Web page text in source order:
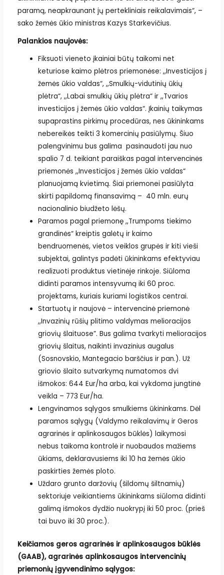
paramą, neapkraunant jų pertekliniais reikalavimais“, –
sako žemės ūkio ministras Kazys Starkevičius.
Palankios naujovės:
Fiksuoti vieneto įkainiai būtų taikomi net
keturiose kaimo plėtros priemonėse: ,,Investicijos į
žemės ūkio valdas“, ,,Smulkių-vidutinių ūkių
plėtra“, ,,Labai smulkių ūkių plėtra“ ir ,,Tvarios
investicijos į žemės ūkio valdas“. Įkainių taikymas
supaprastins pirkimų procedūras, nes ūkininkams
nebereikės teikti 3 komercinių pasiūlymų. Šiuo
palengvinimu bus galima pasinaudoti jau nuo
spalio 7 d. teikiant paraiškas pagal intervencinės
priemonės ,,Investicijos į žemės ūkio valdas“
planuojamą kvietimą. Šiai priemonei pasiūlyta
skirti papildomą finansavimą – 40 mln. eurų
nacionalinio biudžeto lėšų.
Paramos pagal priemonę ,,Trumpoms tiekimo
grandinės“ kreiptis galėtų ir kaimo
bendruomenės, vietos veiklos grupės ir kiti vieši
subjektai, galintys padėti ūkininkams efektyviau
realizuoti produktus vietinėje rinkoje. Siūloma
didinti paramos intensyvumą iki 60 proc.
projektams, kuriais kuriami logistikos centrai.
Startuotų ir naujovė – intervencinė priemonė
,,Invazinių rūšių plitimo valdymas melioracijos
griovių šlaituose”. Bus galima tvarkyti melioracijos
griovių šlaitus, naikinti invazinius augalus
(Sosnovskio, Mantegacio barščius ir pan.). Už
griovio šlaito sutvarkymą numatomos dvi
išmokos: 644 Eur/ha arba, kai vykdoma jungtinė
veikla – 773 Eur/ha.
Lengvinamos sąlygos smulkiems ūkininkams. Dėl
paramos sąlygų (Valdymo reikalavimų ir Geros
agrarinės ir aplinkosaugos būklės) laikymosi
nebus taikoma kontrolė ir nuobaudos mažiems
ūkiams, deklaravusiems iki 10 ha žemės ūkio
paskirties žemės ploto.
Uždaro grunto daržovių (šildomų šiltnamių)
sektoriuje veikiantiems ūkininkams siūloma didinti
galimą išmokos dydžio nuokrypį iki 50 proc. (prieš
tai buvo iki 30 proc.).
Keičiamos geros agrarinės ir aplinkosaugos būklės
(GAAB), agrarinės aplinkosaugos intervencinių
priemonių įgyvendinimo sąlygos: